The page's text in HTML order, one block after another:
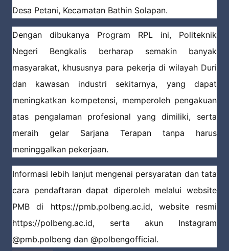
Desa Petani, Kecamatan Bathin Solapan.
Dengan dibukanya Program RPL ini, Politeknik
Negeri Bengkalis berharap semakin banyak
masyarakat, khususnya para pekerja di wilayah Duri
dan kawasan industri sekitarnya, yang dapat
meningkatkan kompetensi, memperoleh pengakuan
atas pengalaman profesional yang dimiliki, serta
meraih gelar Sarjana Terapan tanpa harus
meninggalkan pekerjaan.
Informasi lebih lanjut mengenai persyaratan dan tata
cara pendaftaran dapat diperoleh melalui website
PMB di https://pmb.polbeng.ac.id, website resmi
https://polbeng.ac.id, serta akun Instagram
@pmb.polbeng dan @polbengofficial.